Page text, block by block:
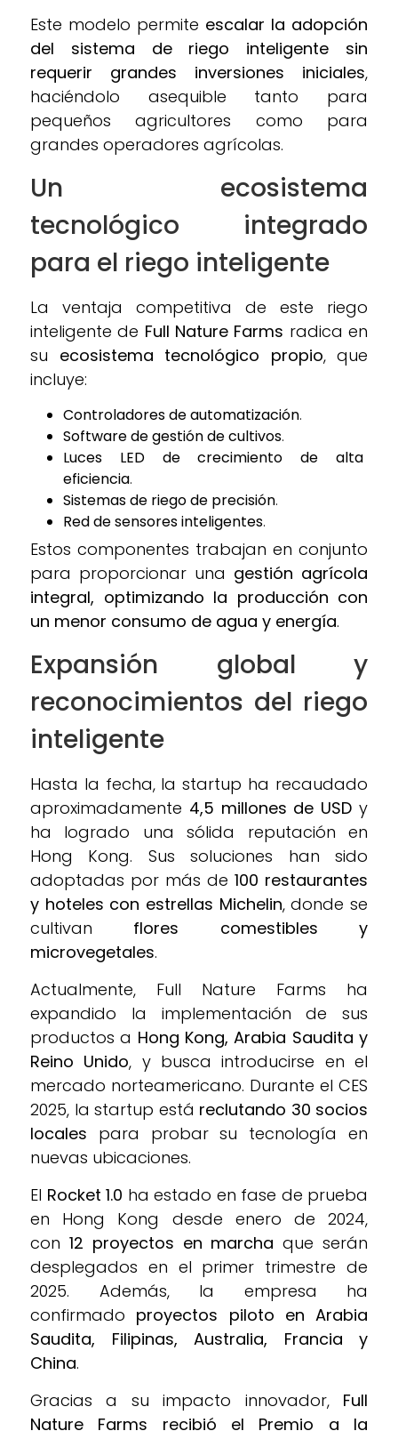
Este modelo permite escalar la adopción
del sistema de riego inteligente sin
requerir grandes inversiones iniciales,
haciéndolo asequible tanto para
pequeños agricultores como para
grandes operadores agrícolas.
Un ecosistema
tecnológico integrado
para el riego inteligente
La ventaja competitiva de este riego
inteligente de Full Nature Farms radica en
su ecosistema tecnológico propio, que
incluye:
Controladores de automatización.
Software de gestión de cultivos.
Luces LED de crecimiento de alta
eficiencia.
Sistemas de riego de precisión.
Red de sensores inteligentes.
Estos componentes trabajan en conjunto
para proporcionar una gestión agrícola
integral, optimizando la producción con
un menor consumo de agua y energía.
Expansión global y
reconocimientos del riego
inteligente
Hasta la fecha, la startup ha recaudado
aproximadamente 4,5 millones de USD y
ha logrado una sólida reputación en
Hong Kong. Sus soluciones han sido
adoptadas por más de 100 restaurantes
y hoteles con estrellas Michelin, donde se
cultivan flores comestibles y
microvegetales.
Actualmente, Full Nature Farms ha
expandido la implementación de sus
productos a Hong Kong, Arabia Saudita y
Reino Unido, y busca introducirse en el
mercado norteamericano. Durante el CES
2025, la startup está reclutando 30 socios
locales para probar su tecnología en
nuevas ubicaciones.
El Rocket 1.0 ha estado en fase de prueba
en Hong Kong desde enero de 2024,
con 12 proyectos en marcha que serán
desplegados en el primer trimestre de
2025. Además, la empresa ha
confirmado proyectos piloto en Arabia
Saudita, Filipinas, Australia, Francia y
China.
Gracias a su impacto innovador, Full
Nature Farms recibió el Premio a la